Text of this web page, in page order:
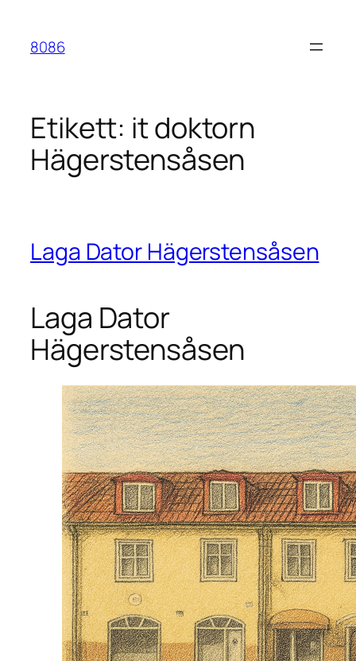
innehåll
8086
Etikett: it doktorn
Hägerstensåsen
Laga Dator Hägerstensåsen
Laga Dator
Hägerstensåsen